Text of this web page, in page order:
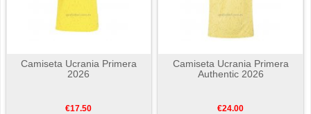
Camiseta Ucrania Primera
2026
€17.50
Camiseta Ucrania Primera
Authentic 2026
€24.00